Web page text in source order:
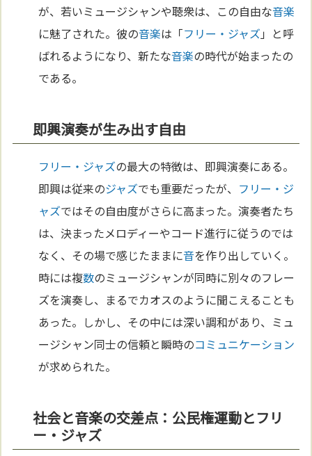
が、若いミュージシャンや聴衆は、この自由な音楽
に魅了された。彼の音楽は「フリー・ジャズ 」と呼
ばれるようになり、新たな音楽の時代が始まったの
である。
即興演奏が生み出す自由
フリー・ジャズの最大の特徴は、即興演奏にある。
即興は従来のジャズでも重要だったが、 フリー・ジ
ャズではその自由度がさらに高まった。演奏者たち
は、決まったメロディーやコード進行に従うのでは
なく、その場で感じたままに音を作り出していく。
時には複数のミュージシャンが同時に別々のフレー
ズを演奏し、まるでカオスのように聞こえることも
あった。しかし、その中には深い調和があり、ミュ
ージシャン同士の信頼と瞬時のコミュニケーション
が求められた。
社会と音楽の交差点：公民権運動とフリ
ー・ジャズ